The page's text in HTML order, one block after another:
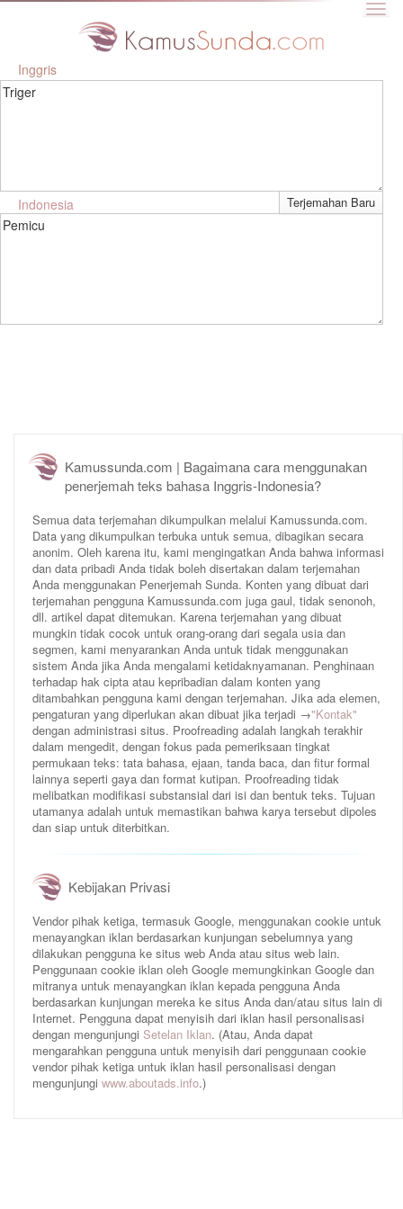
Inggris
Triger
Indonesia
Pemicu
Kamussunda.com | Bagaimana cara menggunakan
penerjemah teks bahasa Inggris-Indonesia?
Semua data terjemahan dikumpulkan melalui Kamussunda.com.
Data yang dikumpulkan terbuka untuk semua, dibagikan secara
anonim. Oleh karena itu, kami mengingatkan Anda bahwa informasi
dan data pribadi Anda tidak boleh disertakan dalam terjemahan
Anda menggunakan Penerjemah Sunda. Konten yang dibuat dari
terjemahan pengguna Kamussunda.com juga gaul, tidak senonoh,
dll. artikel dapat ditemukan. Karena terjemahan yang dibuat
mungkin tidak cocok untuk orang-orang dari segala usia dan
segmen, kami menyarankan Anda untuk tidak menggunakan
sistem Anda jika Anda mengalami ketidaknyamanan. Penghinaan
terhadap hak cipta atau kepribadian dalam konten yang
ditambahkan pengguna kami dengan terjemahan. Jika ada elemen,
pengaturan yang diperlukan akan dibuat jika terjadi →"Kontak"
dengan administrasi situs. Proofreading adalah langkah terakhir
dalam mengedit, dengan fokus pada pemeriksaan tingkat
permukaan teks: tata bahasa, ejaan, tanda baca, dan fitur formal
lainnya seperti gaya dan format kutipan. Proofreading tidak
melibatkan modifikasi substansial dari isi dan bentuk teks. Tujuan
utamanya adalah untuk memastikan bahwa karya tersebut dipoles
dan siap untuk diterbitkan.
Kebijakan Privasi
Vendor pihak ketiga, termasuk Google, menggunakan cookie untuk
menayangkan iklan berdasarkan kunjungan sebelumnya yang
dilakukan pengguna ke situs web Anda atau situs web lain.
Penggunaan cookie iklan oleh Google memungkinkan Google dan
mitranya untuk menayangkan iklan kepada pengguna Anda
berdasarkan kunjungan mereka ke situs Anda dan/atau situs lain di
Internet. Pengguna dapat menyisih dari iklan hasil personalisasi
dengan mengunjungi Setelan Iklan. (Atau, Anda dapat
mengarahkan pengguna untuk menyisih dari penggunaan cookie
vendor pihak ketiga untuk iklan hasil personalisasi dengan
mengunjungi www.aboutads.info.)